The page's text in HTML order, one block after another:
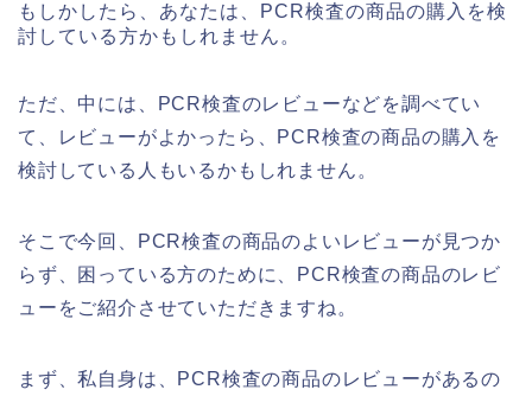
もしかしたら、あなたは、PCR検査の商品の購入を検
討している方かもしれません。
ただ、中には、PCR検査のレビューなどを調べてい
て、レビューがよかったら、PCR検査の商品の購入を
検討している人もいるかもしれません。
そこで今回、PCR検査の商品のよいレビューが見つか
らず、困っている方のために、PCR検査の商品のレビ
ューをご紹介させていただきますね。
まず、私自身は、PCR検査の商品のレビューがあるの